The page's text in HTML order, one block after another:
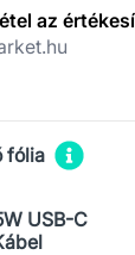
az
fólia
USB-C